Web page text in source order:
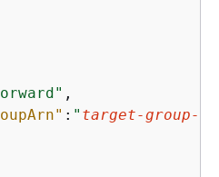
,
: " target-group-